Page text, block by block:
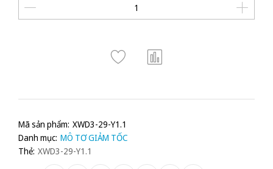
Mã sản phẩm: XWD3-29-Y1.1
Danh mục: MÔ TƠ GIẢM TỐC
Thẻ: XWD3-29-Y1.1